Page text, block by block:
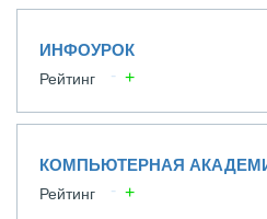
ИНФОУРОК
Рейтинг
КОМПЬЮТЕРНАЯ
Рейтинг